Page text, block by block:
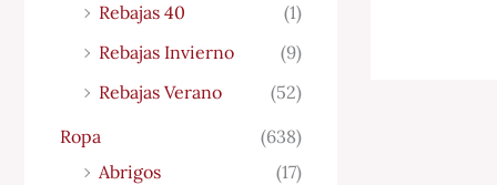
Rebajas 40
(1)
Rebajas Invierno
(9)
Rebajas Verano
(52)
Ropa
(638)
Abrigos
(17)